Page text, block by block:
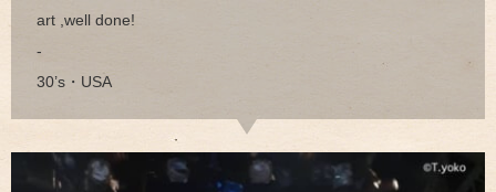
art ,well done!
-
30’s・USA